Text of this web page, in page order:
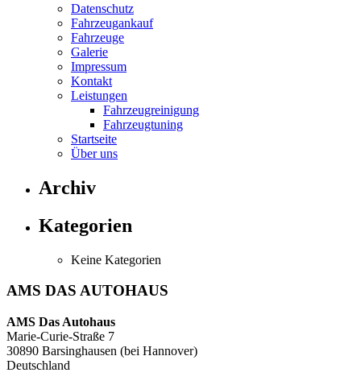
Datenschutz
Fahrzeugankauf
Fahrzeuge
Galerie
Impressum
Kontakt
Leistungen
Fahrzeugreinigung
Fahrzeugtuning
Startseite
Über uns
Archiv
Kategorien
Keine Kategorien
AMS DAS AUTOHAUS
AMS Das Autohaus
Marie-Curie-Straße 7
30890 Barsinghausen (bei Hannover)
Deutschland